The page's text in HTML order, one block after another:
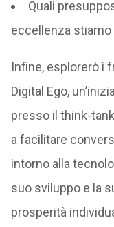
Quali
eccellenza
Infine, esplorerò i
Digital Ego,
presso il think-
a facilitare
intorno alla
suo sviluppo e la
prosperità